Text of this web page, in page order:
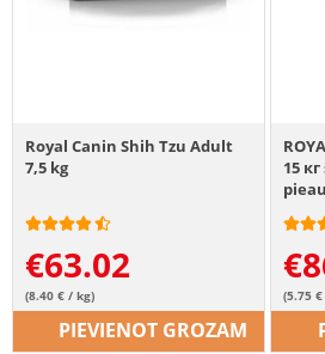
Royal Canin Shih Tzu Adult
7,5 kg
€63.02
(8.40 € / kg)
PIEVIENOT GROZAM
15
€
(5.75